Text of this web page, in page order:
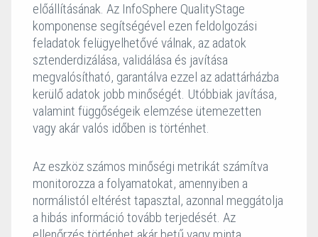
előállításának. Az InfoSphere QualityStage
komponense segítségével ezen feldolgozási
feladatok felügyelhetővé válnak, az adatok
sztenderdizálása, validálása és javítása
megvalósítható, garantálva ezzel az adattárházba
kerülő adatok jobb minőségét. Utóbbiak javítása,
valamint függőségeik elemzése ütemezetten
vagy akár valós időben is történhet.
Az eszköz számos minőségi metrikát számítva
monitorozza a folyamatokat, amennyiben a
normálistól eltérést tapasztal, azonnal meggátolja
a hibás információ tovább terjedését. Az